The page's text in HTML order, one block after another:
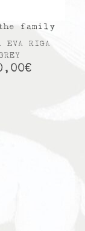
family
EVA RIGA
€